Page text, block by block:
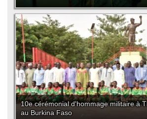
10e cérémonial d'hommage militaire à
au Burkina Faso